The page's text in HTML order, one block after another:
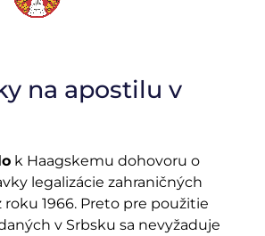
na apostilu v
k Haagskemu dohovoru o
legalizácie zahraničných
1966. Preto pre použitie
v Srbsku sa nevyžaduje